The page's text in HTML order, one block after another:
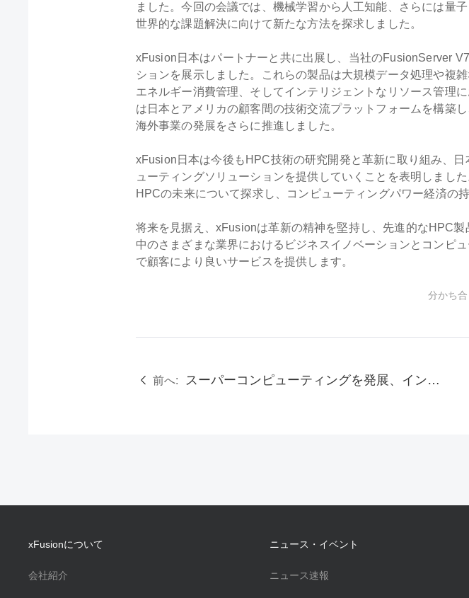
ました。今回の会議では、機械学習から人工知能、さらには量
世界的な課題解決に向けて新たな方法を探求しました。
xFusion日本はパートナーと共に出展し、当社のFusionServer
ションを展示しました。これらの製品は大規模データ処理や複
エネルギー消費管理、そしてインテリジェントなリソース管理
は日本とアメリカの顧客間の技術交流プラットフォームを構築
海外事業の発展をさらに推進しました。
xFusion日本は今後もHPC技術の研究開発と革新に取り組み、
ューティングソリューションを提供していくことを表明しまし
HPCの未来について探求し、コンピューティングパワー経済の
将来を見据え、xFusionは革新の精神を堅持し、先進的なHPC
中のさまざまな業界におけるビジネスイノベーションとコンピ
で顧客により良いサービスを提供します。
分かち合
前へ: スーパーコンピューティングを発展、インテリジェンスで未来を導く——xFusion日本がAMD主催の「Advancing AI & HPC 2024 Japan」に登場
xFusionについて
会社紹介
ニュース・イベント
ニュース速報